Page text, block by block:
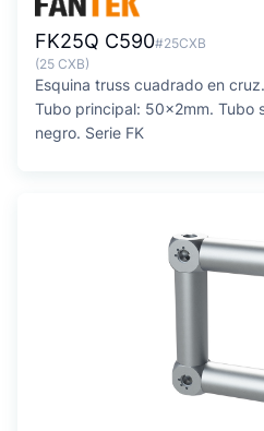
FK25Q C590#25CXB
(25 CXB)
Esquina truss cuadrado en
Tubo principal: 50x2mm. Tubo
negro. Serie FK